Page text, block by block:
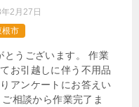
2月27日
根市
とうございます。 作業
お引越しに伴う不用品
アンケートにお答えい
相談から作業完了ま